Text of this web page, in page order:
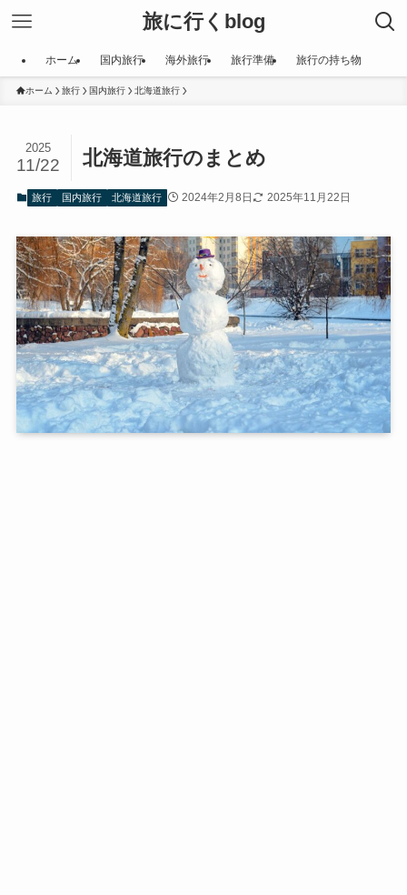
旅に行くblog
ホーム 国内旅行 海外旅行 旅行準備 旅行の持ち物
ホーム 旅行 国内旅行 北海道旅行
北海道旅行のまとめ
2025
11/22
旅行 国内旅行 北海道旅行 2024年2月8日 2025年11月22日